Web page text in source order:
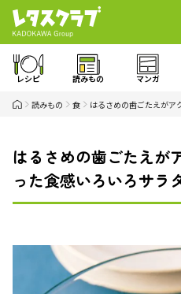
レシピ 読みもの マンガ
読みもの 食 はるさめの歯ごたえが
はるさめの歯ごたえ
った食感いろいろサラ